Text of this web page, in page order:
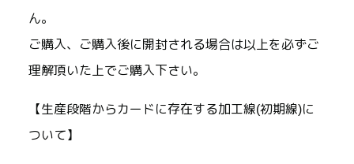
ん。
ご購入、ご購入後に開封される場合は以上を必ずご
理解頂いた上でご購入下さい。
【生産段階からカードに存在する加工線(初期線)に
ついて】